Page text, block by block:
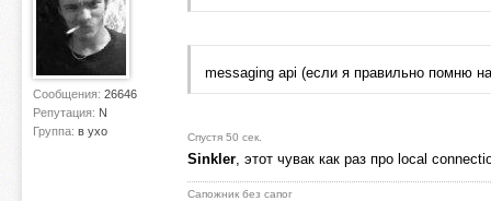
Сообщения: 26646
Репутация: N
Группа: в ухо
messaging api (если я правильно помню
Спустя 50 сек.
Sinkler, этот чувак как раз про local
Сапожник без сапог